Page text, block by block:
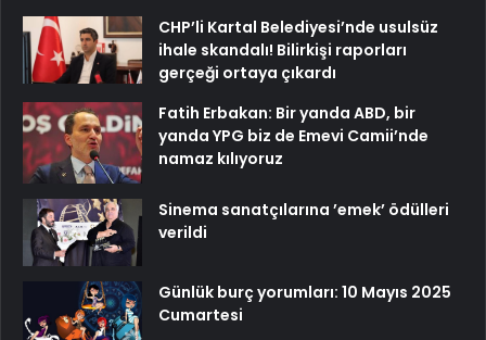
CHP’li Kartal Belediyesi’nde usulsüz
ihale skandalı! Bilirkişi raporları
gerçeği ortaya çıkardı
Fatih Erbakan: Bir yanda ABD, bir
yanda YPG biz de Emevi Camii’nde
namaz kılıyoruz
Sinema sanatçılarına ’emek’ ödülleri
verildi
Günlük burç yorumları: 10 Mayıs 2025
Cumartesi